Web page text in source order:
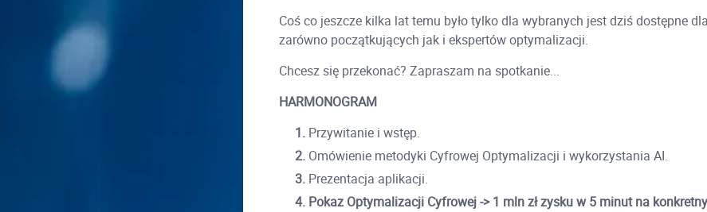
Coś co jeszcze kilka lat temu było tylko dla wybranych jest dziś dostępne
zarówno początkujących jak i ekspertów optymalizacji.
Chcesz się przekonać? Zapraszam na spotkanie...
HARMONOGRAM
1.Przywitanie i wstęp.
2.Omówienie metodyki Cyfrowej Optymalizacji i wykorzystania AI.
3.Prezentacja aplikacji.
4. Pokaz Optymalizacji Cyfrowej -> 1 mln zł zysku w 5 minut na